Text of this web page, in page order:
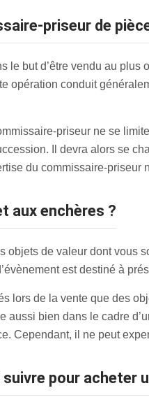
priseur de
le but d’être vendu au
opération conduit
priseur ne se
Il devra alors se
du commissaire-priseur
aux enchères ?
objets de valeur dont vous
est destiné à
lors de la vente que des
aussi bien dans le cadre
Cependant, il ne peut
suivre pour acheter